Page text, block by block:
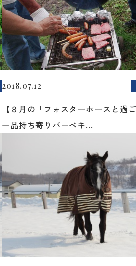
2018.07.12
【８月の「フォスターホースと過
一品持ち寄りバーベキ...